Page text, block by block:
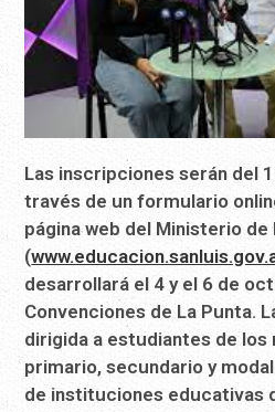
Las inscripciones serán del
través de un formulario
página web del Ministerio de
(
desarrollará el 4 y el 6 de
Convenciones de La Punta.
dirigida a estudiantes de los
primario, secundario y
de instituciones educativas